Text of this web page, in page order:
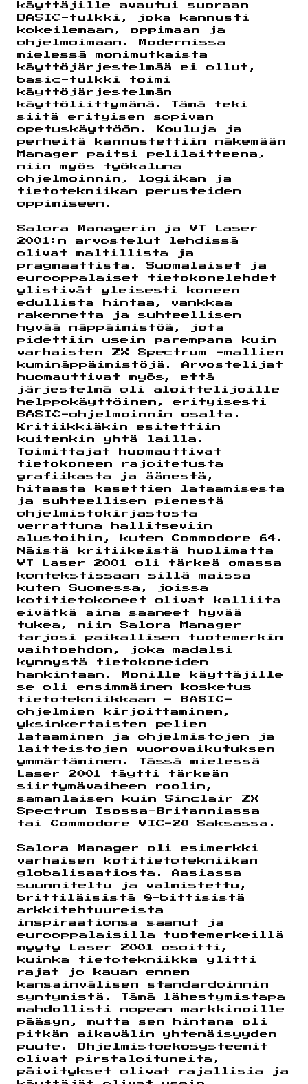
käyttäjille avautui suoraan
BASIC-tulkki, joka kannusti
kokeilemaan, oppimaan ja
ohjelmoimaan. Modernissa
mielessä monimutkaista
käyttöjärjestelmää ei ollut,
basic-tulkki toimi
käyttöjärjestelmän
käyttöliittymänä. Tämä teki
siitä erityisen sopivan
opetuskäyttöön. Kouluja ja
perheitä kannustettiin näkemään
Manager paitsi pelilaitteena,
niin myös työkaluna
ohjelmoinnin, logiikan ja
tietotekniikan perusteiden
oppimiseen.
Salora Managerin ja VT Laser
2001:n arvostelut lehdissä
olivat maltillista ja
pragmaattista. Suomalaiset ja
eurooppalaiset tietokonelehdet
ylistivät yleisesti koneen
edullista hintaa, vankkaa
rakennetta ja suhteellisen
hyvää näppäimistöä, jota
pidettiin usein parempana kuin
varhaisten ZX Spectrum -mallien
kuminäppäimistöjä. Arvostelijat
huomauttivat myös, että
järjestelmä oli aloittelijoille
helppokäyttöinen, erityisesti
BASIC-ohjelmoinnin osalta.
Kritiikkiäkin esitettiin
kuitenkin yhtä lailla.
Toimittajat huomauttivat
tietokoneen rajoitetusta
grafiikasta ja äänestä,
hitaasta kasettien lataamisesta
ja suhteellisen pienestä
ohjelmistokirjastosta
verrattuna hallitseviin
alustoihin, kuten Commodore 64.
Näistä kritiikeistä huolimatta
VT Laser 2001 oli tärkeä omassa
kontekstissaan sillä maissa
kuten Suomessa, joissa
kotitietokoneet olivat kalliita
eivätkä aina saaneet hyvää
tukea, niin Salora Manager
tarjosi paikallisen tuotemerkin
vaihtoehdon, joka madalsi
kynnystä tietokoneiden
hankintaan. Monille käyttäjille
se oli ensimmäinen kosketus
tietotekniikkaan – BASIC-
ohjelmien kirjoittaminen,
yksinkertaisten pelien
lataaminen ja ohjelmistojen ja
laitteistojen vuorovaikutuksen
ymmärtäminen. Tässä mielessä
Laser 2001 täytti tärkeän
siirtymävaiheen roolin,
samanlaisen kuin Sinclair ZX
Spectrum Isossa-Britanniassa
tai Commodore VIC-20 Saksassa.
Salora Manager oli esimerkki
varhaisen kotitietotekniikan
globalisaatiosta. Aasiassa
suunniteltu ja valmistettu,
brittiläisistä 8-bittisistä
arkkitehtuureista
inspiraationsa saanut ja
eurooppalaisilla tuotemerkeillä
myyty Laser 2001 osoitti,
kuinka tietotekniikka ylitti
rajat jo kauan ennen
kansainvälisen standardoinnin
syntymistä. Tämä lähestymistapa
mahdollisti nopean markkinoille
pääsyn, mutta sen hintana oli
pitkän aikavälin yhtenäisyyden
puute. Ohjelmistoekosysteemit
olivat pirstaloituneita,
päivitykset olivat rajallisia ja